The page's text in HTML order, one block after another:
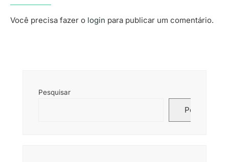
Você precisa fazer o login para publicar um comentário.
Pesquisar
Pesquisar